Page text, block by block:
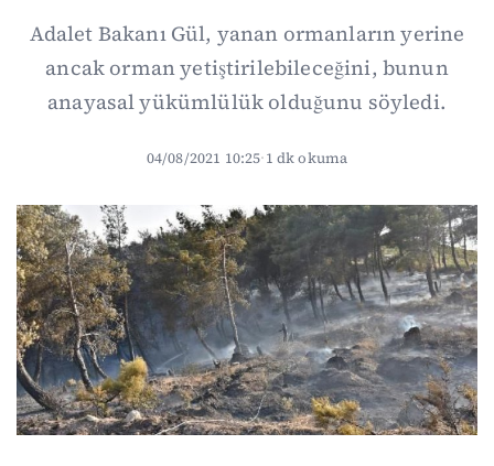
Adalet Bakanı Gül, yanan ormanların yerine
ancak orman yetiştirilebileceğini, bunun
anayasal yükümlülük olduğunu söyledi.
04/08/2021 10:25·1 dk okuma